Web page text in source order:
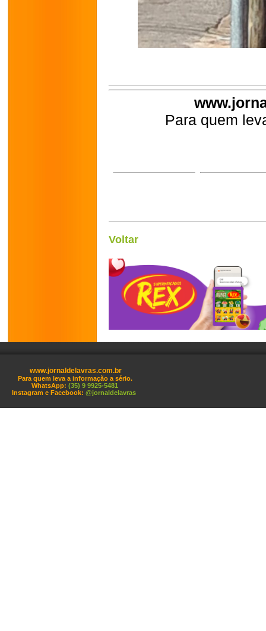
Para quem
Voltar
www.jornaldelavras.com.br
Para quem leva a informação a sério.
WhatsApp: (35) 9 9925-5481
Instagram e Facebook: @jornaldelavras